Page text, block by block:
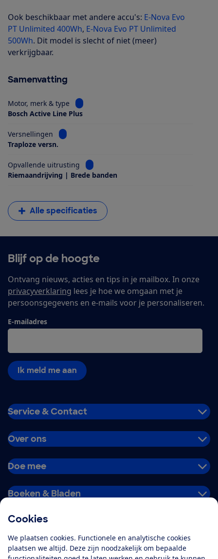
Cookies
We plaatsen cookies. Functionele en analytische cookies
plaatsen we altijd. Deze zijn noodzakelijk om bepaalde
Ook beschikbaar met andere accu's: E-Nova Evo
PT Unlimited 400Wh, E-Nova Evo PT Unlimited
500Wh. Dit model is slecht of niet (meer)
verkrijgbaar.
Samenvatting
Motor, merk & type
Bekijk informatie voor Motor, merk & type
Bosch Active Line Plus
Versnellingen
Bekijk informatie voor Versnellingen
Traploze versn.
Opvallende uitrusting
Bekijk informatie voor Opvallende
Riemaandrijving | Brede banden
Alle specificaties
Blijf op de hoogte
Ontvang nieuws, acties en tips in je mailbox. In onze
privacyverklaring lees je hoe we omgaan met je
persoonsgegevens en e-mails voor je personaliseren.
E-mailadres
Ik meld me aan
Service & Contact
Over ons
Doe mee
Boeken & Bladen